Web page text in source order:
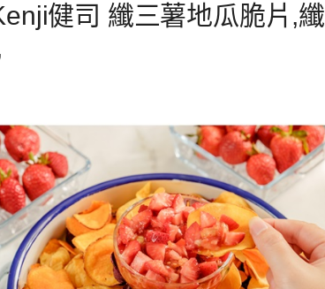
健司 纖三薯地瓜脆片,纖